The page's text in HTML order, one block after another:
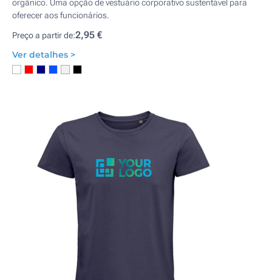
orgânico. Uma opção de vestuário corporativo sustentável para
oferecer aos funcionários.
Preço a partir de:2,95 €
Ver detalhes >